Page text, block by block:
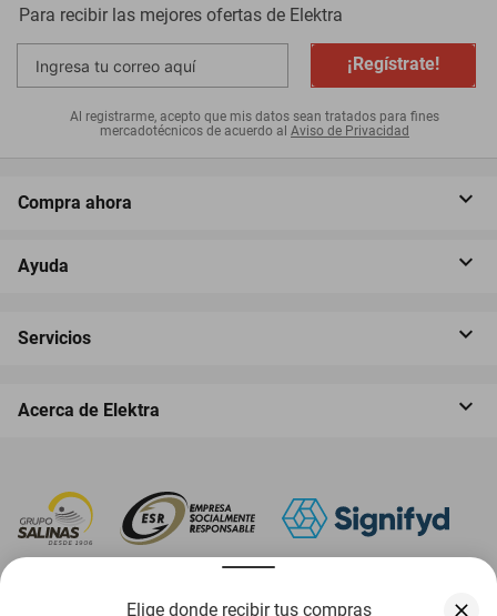
Elige donde recibir tus compras
Para recibir las mejores ofertas de Elektra
¡Regístrate!
Al registrarme, acepto que mis datos sean tratados para fines
mercadotécnicos de acuerdo al Aviso de Privacidad
Compra ahora
Ayuda
Servicios
Acerca de Elektra